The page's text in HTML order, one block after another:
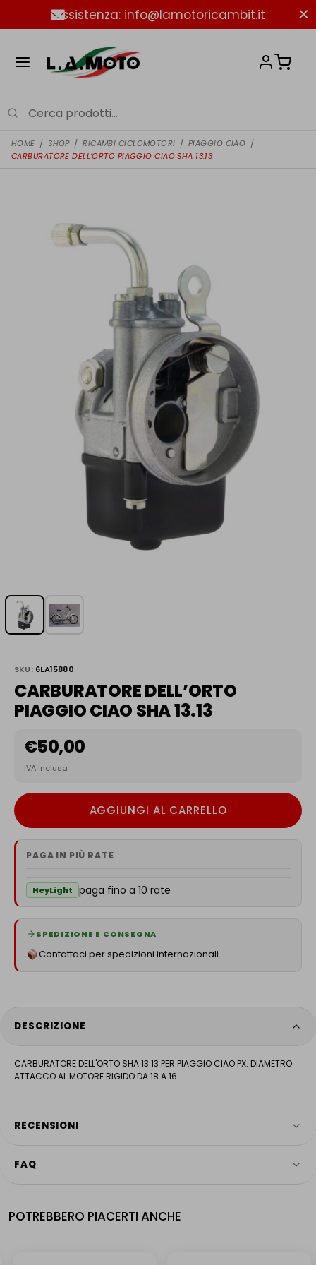
Assistenza: info@lamotoricambit.it
HOME / SHOP / RICAMBI CICLOMOTORI / PIAGGIO CIAO /
CARBURATORE DELL’ORTO PIAGGIO CIAO SHA 13.13
SKU: 6LA15880
CARBURATORE DELL’ORTO
PIAGGIO CIAO SHA 13.13
€50,00
IVA inclusa
AGGIUNGI AL CARRELLO
PAGA IN PIÙ RATE
HeyLight paga fino a 10 rate
SPEDIZIONE E CONSEGNA
Contattaci per spedizioni internazionali
DESCRIZIONE
CARBURATORE DELL'ORTO SHA 13 13 PER PIAGGIO CIAO PX. DIAMETRO
ATTACCO AL MOTORE RIGIDO DA 18 A 16
RECENSIONI
FAQ
Il nostro team è a tua disposizione dal lunedì al venerdì, dalle 9:00
POTREBBERO PIACERTI ANCHE